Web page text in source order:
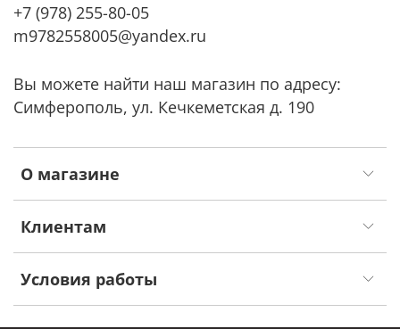
О магазине
Клиентам
Условия работы
+7 (978) 255-80-05
m9782558005@yandex.ru
Вы можете найти наш магазин по адресу:
Симферополь, ул. Кечкеметская д. 190